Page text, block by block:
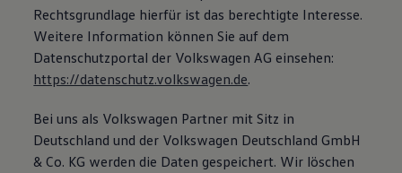
Rechtsgrundlage hierfür ist das berechtigte Interesse.
Weitere Information können Sie auf dem
Datenschutzportal der Volkswagen AG einsehen:
https://datenschutz.volkswagen.de.
Bei uns als Volkswagen Partner mit Sitz in
Deutschland und der Volkswagen Deutschland GmbH
& Co. KG werden die Daten gespeichert. Wir löschen